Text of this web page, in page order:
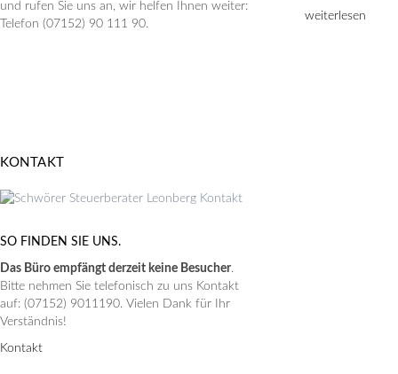
und rufen Sie uns an, wir helfen Ihnen weiter:
Telefon (07152) 90 111 90.
weiterlesen
KONTAKT
SO FINDEN SIE UNS.
Das Büro empfängt derzeit keine Besucher.
Bitte nehmen Sie telefonisch zu uns Kontakt
auf: (07152) 9011190. Vielen Dank für Ihr
Verständnis!
Kontakt